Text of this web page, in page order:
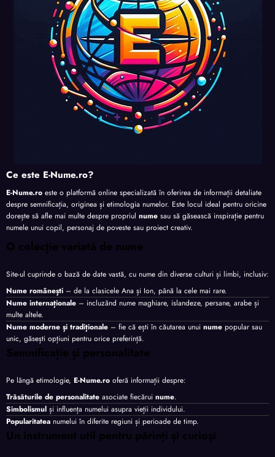
Ce este E-Nume.ro?
E-Nume.ro este o platformă online specializată în oferirea de informații detaliate
despre semnificația, originea și etimologia numelor. Este locul ideal pentru oricine
dorește să afle mai multe despre propriul nume sau să găsească inspirație pentru
numele unui copil, personaj de poveste sau proiect creativ.
O colecție variată de nume
Site-ul cuprinde o bază de date vastă, cu nume din diverse culturi și limbi, inclusiv:
Nume românești – de la clasicele Ana și Ion, până la cele mai rare.
Nume internaționale – incluzând nume maghiare, islandeze, persane, arabe și
multe altele.
Nume moderne și tradiționale – fie că ești în căutarea unui nume popular sau
unic, găsești opțiuni pentru orice preferință.
Semnificație și personalitate
Pe lângă etimologie, E-Nume.ro oferă informații despre:
Trăsăturile de personalitate asociate fiecărui nume.
Simbolismul și influența numelui asupra vieții individului.
Popularitatea numelui în diferite regiuni și perioade de timp.
Un instrument util pentru părinți și curioși